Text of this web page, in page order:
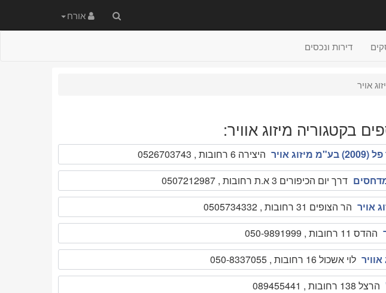
חיפוש
באתר
אורח
דירות ונכסים
בקטגוריה מיזוג אוויר:
אויר
היצירה 6 רחובות , 0526703743
דרך יום הכיפורים 3 א.ת רחובות , 0507212987
אויר הר הצופים 31 רחובות , 0505734332
ההדס 11 רחובות , 050-9891999
לוי אשכול 16 רחובות , 050-8337055
הרצל 138 רחובות , 089455441